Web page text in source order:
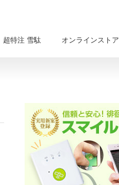
超特注 雪駄 オンラインストア